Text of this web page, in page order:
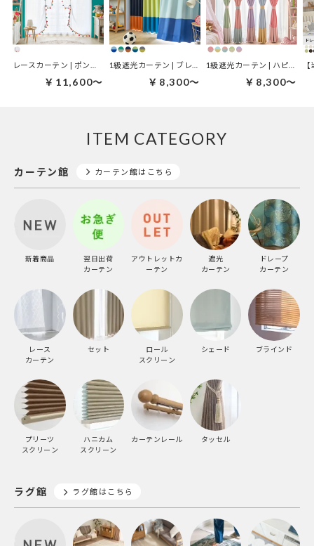
￥11,600～ ￥8,300～ ￥8,300～
ITEM CATEGORY
カーテン館 カーテン館はこちら
新着商品
翌日出荷
カーテン
アウトレットカ
ーテン
遮光
カーテン
ドレープ
カーテン
レース
カーテン
セット
ロール
スクリーン
シェード ブラインド
プリーツ
スクリーン
ハニカム
スクリーン
カーテンレール タッセル
ラグ館 ラグ館はこちら